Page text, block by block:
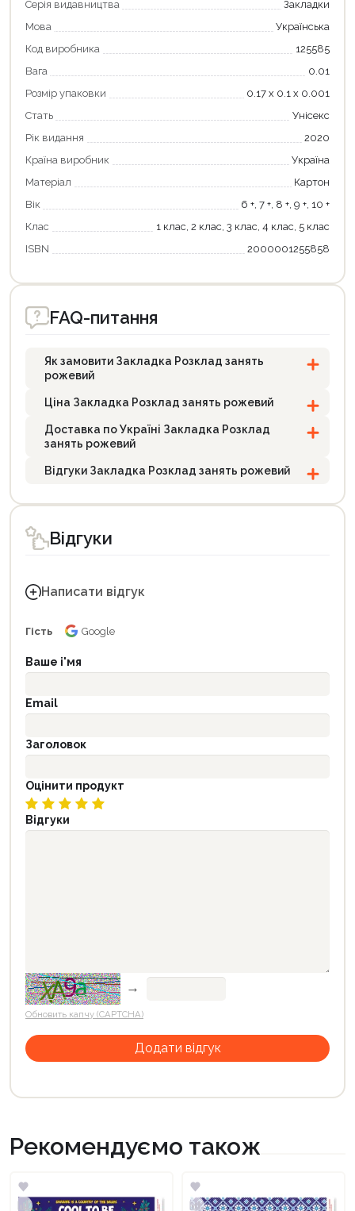
Серія видавництва
Закладки
Мова
Українська
Код виробника
125585
Вага
0.01
Розмір упаковки
0.17 х 0.1 х 0.001
Стать
Унісекс
Рік видання
2020
Країна виробник
Україна
Матеріал
Картон
Вік
6 +, 7 +, 8 +, 9 +, 10 +
Клас
1 клас, 2 клас, 3 клас, 4 клас, 5 клас
ISBN
2000001255858
FAQ-питання
Як замовити Закладка Розклад занять
рожевий
Ціна Закладка Розклад занять рожевий
Доставка по Україні Закладка Розклад
занять рожевий
Відгуки Закладка Розклад занять рожевий
Відгуки
Написати відгук
Гість Google
Ваше і'мя
Email
Заголовок
Оцінити продукт
Відгуки
→
Обновить капчу (CAPTCHA)
Рекомендуємо також
Оформити замовлення